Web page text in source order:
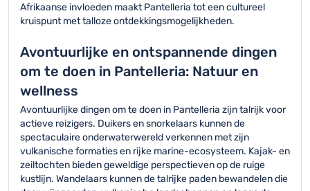
Afrikaanse invloeden maakt Pantelleria tot een cultureel
kruispunt met talloze ontdekkingsmogelijkheden.
Avontuurlijke en ontspannende dingen
om te doen in Pantelleria: Natuur en
wellness
Avontuurlijke dingen om te doen in Pantelleria zijn talrijk voor
actieve reizigers. Duikers en snorkelaars kunnen de
spectaculaire onderwaterwereld verkennen met zijn
vulkanische formaties en rijke marine-ecosysteem. Kajak- en
zeiltochten bieden geweldige perspectieven op de ruige
kustlijn. Wandelaars kunnen de talrijke paden bewandelen die